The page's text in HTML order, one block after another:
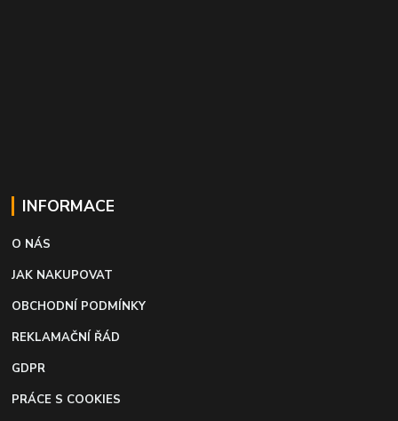
INFORMACE
O NÁS
JAK NAKUPOVAT
OBCHODNÍ PODMÍNKY
REKLAMAČNÍ ŘÁD
GDPR
PRÁCE S COOKIES